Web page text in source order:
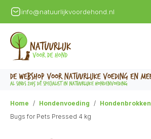
info@natuurlijkvoordehond.nl
Home Hondenvoeding
Hondenbrokken
Bugs for Pets Pressed 4 kg